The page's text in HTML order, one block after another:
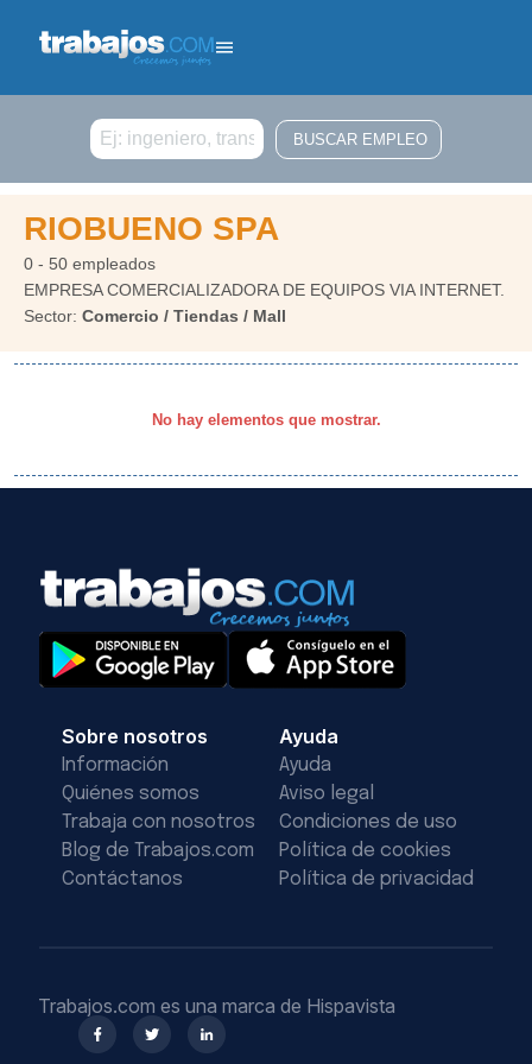
Buscar
RIOBUENO SPA
0 - 50 empleados
EMPRESA COMERCIALIZADORA DE EQUIPOS VIA INTERNET.
Sector: Comercio / Tiendas / Mall
No hay elementos que mostrar.
Sobre nosotros
Información
Quiénes somos
Trabaja con nosotros
Blog de Trabajos.com
Contáctanos
Ayuda
Ayuda
Aviso legal
Condiciones de uso
Política de cookies
Política de privacidad
Trabajos.com es una marca de Hispavista